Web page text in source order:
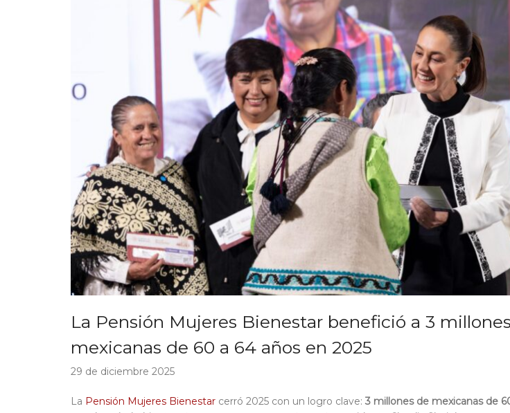
La Pensión Mujeres Bienestar benefició a 3
mexicanas de 60 a 64 años en 2025
29 de diciembre 2025
La Pensión Mujeres Bienestar cerró 2025 con un logro clave: 3 millones de mexicanas de